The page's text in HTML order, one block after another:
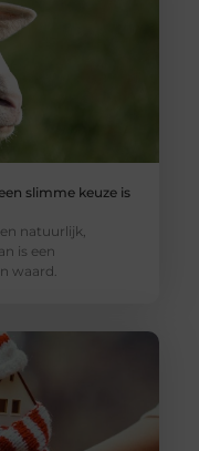
slimme keuze is
natuurlijk,
is een
waard.